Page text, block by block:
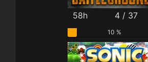
58h 4 / 37
10 %